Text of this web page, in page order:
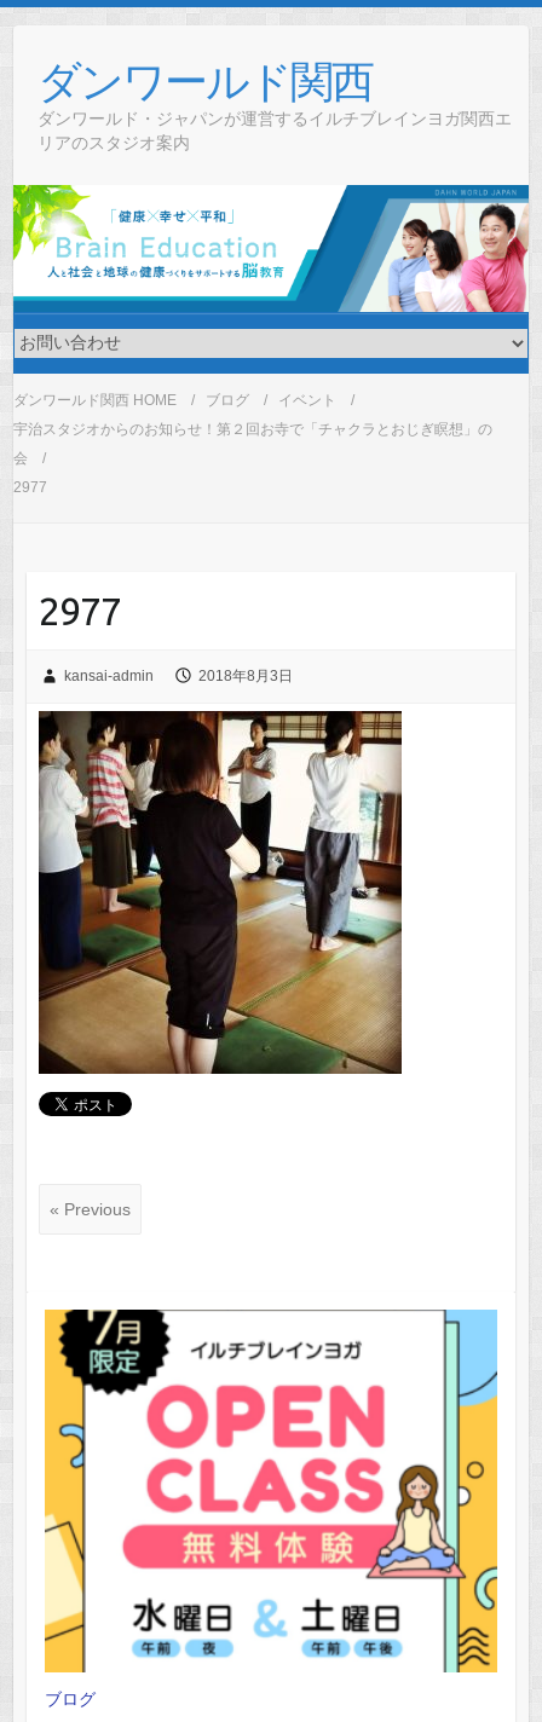
contentダンワールド関西
ダンワールド・ジャパンが運営するイルチブレインヨガ関西エ
リアのスタジオ案内
ダンワールド関西 HOME ブログ
イベント
宇治スタジオからのお知らせ！第２回お寺で「チャクラとおじぎ瞑想」の
会
2977
2977
kansai-admin 2018年8月3日
« Previous
ブログ